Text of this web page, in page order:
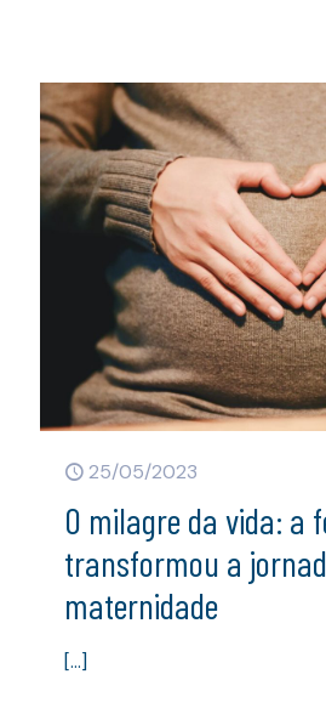
25/05/2023
O milagre da vida: a
transformou a
maternidade
[…]